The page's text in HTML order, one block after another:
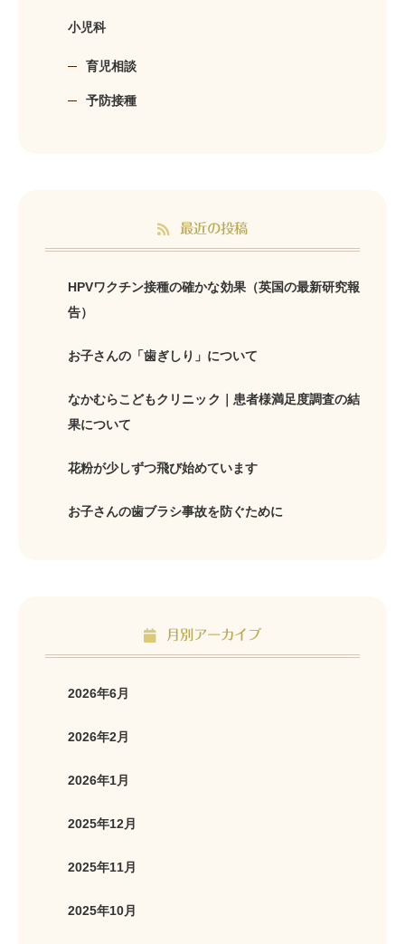
小児科
育児相談
予防接種
最近の投稿
HPVワクチン接種の確かな効果（英国の最新研究報
告）
お子さんの「歯ぎしり」について
なかむらこどもクリニック｜患者様満足度調査の結
果について
花粉が少しずつ飛び始めています
お子さんの歯ブラシ事故を防ぐために
月別アーカイブ
2026年6月
2026年2月
2026年1月
2025年12月
2025年11月
2025年10月